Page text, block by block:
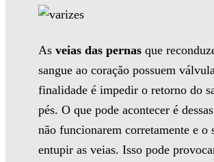
As veias das pernas que
sangue ao coração possuem
finalidade é impedir o retorno do
pés. O que pode acontecer é
não funcionarem corretamente e o
entupir as veias. Isso pode